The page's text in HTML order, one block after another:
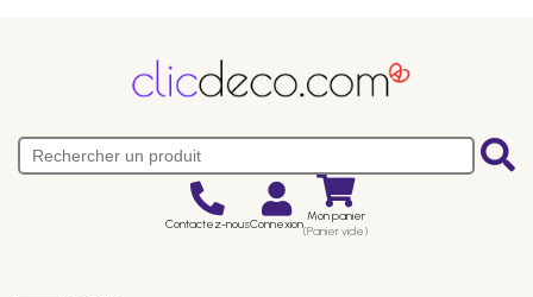
Contactez-nousConnexion Mon panier
(Panier vide)